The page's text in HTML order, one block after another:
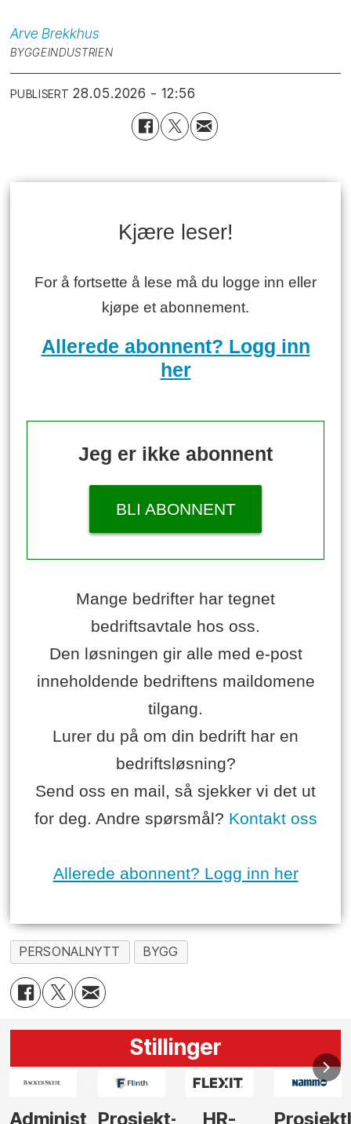
Arve Brekkhus
BYGGEINDUSTRIEN
PUBLISERT 28.05.2026 - 12:56
Kjære leser!
For å fortsette å lese må du logge inn eller
kjøpe et abonnement.
Allerede abonnent? Logg inn
her
Jeg er ikke abonnent
BLI ABONNENT
Mange bedrifter har tegnet
bedriftsavtale hos oss.
Den løsningen gir alle med e-post
inneholdende bedriftens maildomene
tilgang.
Lurer du på om din bedrift har en
bedriftsløsning?
Send oss en mail, så sjekker vi det ut
for deg. Andre spørsmål? Kontakt oss
Allerede abonnent? Logg inn her
PERSONALNYTT BYGG
Stillinger
HR-
ProsjektlederVi
Anlegg